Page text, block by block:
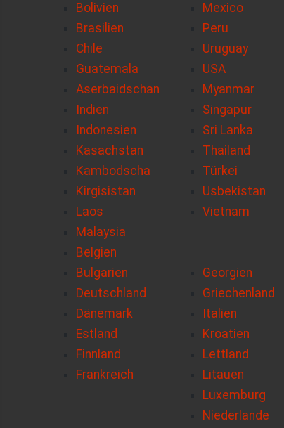
Bolivien
Brasilien
Chile
Guatemala
Mexico
Peru
Uruguay
USA
Aserbaidschan
Indien
Indonesien
Kasachstan
Kambodscha
Kirgisistan
Laos
Malaysia
Myanmar
Singapur
Sri Lanka
Thailand
Türkei
Usbekistan
Vietnam
Belgien
Bulgarien
Deutschland
Dänemark
Estland
Finnland
Frankreich
Georgien
Griechenland
Italien
Kroatien
Lettland
Litauen
Luxemburg
Niederlande